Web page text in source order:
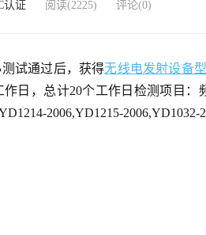
认证 阅读(2225) 评论(0)
试通过后，获得无线电发射设备
日，总计20个工作日检测项目：
2006,YD1215-2006,YD1032-